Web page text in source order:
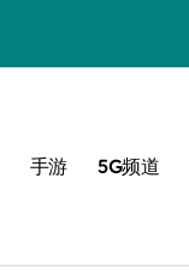
手游 5G频道